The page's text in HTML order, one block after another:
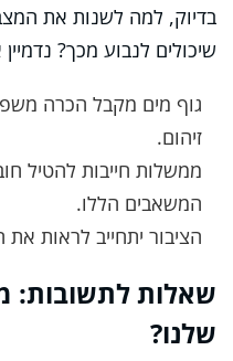
בדיוק, למה לשנות את
שיכולים לנבוע מכך?
גוף מים מקבל הכרה
זיהום.
ממשלות חייבות להטיל
המשאבים הללו.
הציבור יתחייב לראות
שאלות לתשובות:
שלנו?